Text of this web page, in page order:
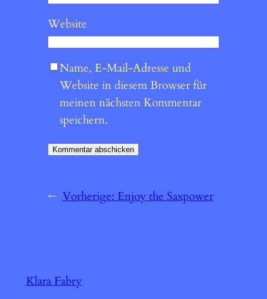
Website
Name, E-Mail-Adresse und
Website in diesem Browser für
meinen nächsten Kommentar
speichern.
← Vorherige: Enjoy the Saxpower
Klara Fabry